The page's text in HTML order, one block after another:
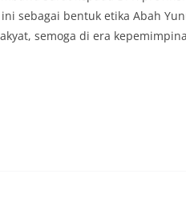
sebagai bentuk etika Abah
semoga di era